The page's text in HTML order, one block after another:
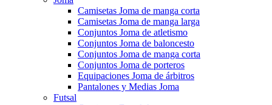
Camisetas Joma de manga corta
Camisetas Joma de manga larga
Conjuntos Joma de atletismo
Conjuntos Joma de baloncesto
Conjuntos Joma de manga corta
Conjuntos Joma de porteros
Equipaciones Joma de árbitros
Pantalones y Medias Joma
Futsal